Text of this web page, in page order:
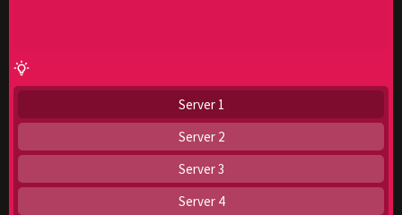
Server 1
Server 2
Server 3
Server 4